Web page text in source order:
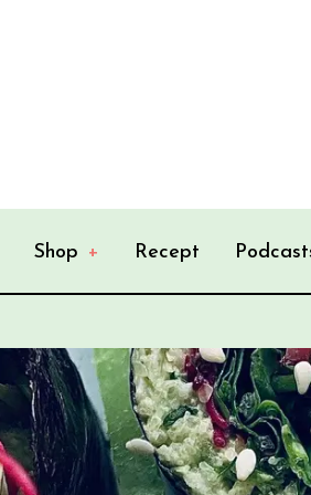
Shop + Recept